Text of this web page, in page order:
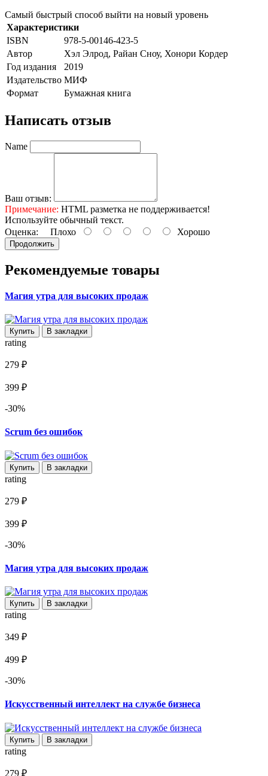
Самый быстрый способ выйти на новый уровень
Характеристики
ISBN
978-5-00146-423-5
Автор
Хэл Элрод, Райан Сноу, Хонори Кордер
Год издания
2019
Издательство МИФ
Формат
Бумажная книга
Написать отзыв
Name
Ваш отзыв:
Примечание: HTML разметка не поддерживается!
Используйте обычный текст.
Оценка: Плохо Хорошо
Продолжить
Рекомендуемые товары
Магия утра для высоких продаж
Купить В закладки
rating
279 ₽
399 ₽
-30%
Scrum без ошибок
Купить В закладки
rating
279 ₽
399 ₽
-30%
Магия утра для высоких продаж
Купить В закладки
rating
349 ₽
499 ₽
-30%
Искусственный интеллект на службе бизнеса
Купить В закладки
rating
279 ₽